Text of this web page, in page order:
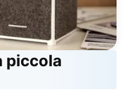
piccola